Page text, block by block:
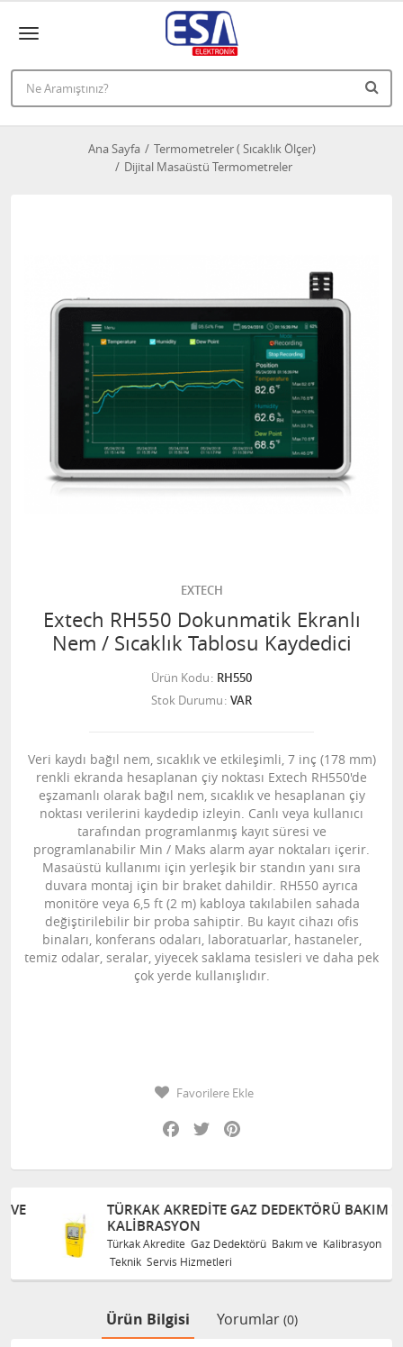
Ana Sayfa
Termometreler ( Sıcaklık Ölçer)
Dijital Masaüstü Termometreler
EXTECH
Extech RH550 Dokunmatik Ekranlı
Nem / Sıcaklık Tablosu Kaydedici
Ürün Kodu RH550
Stok Durumu VAR
Veri kaydı bağıl nem, sıcaklık ve etkileşimli, 7 inç (178 mm)
renkli ekranda hesaplanan çiy noktası Extech RH550'de
eşzamanlı olarak bağıl nem, sıcaklık ve hesaplanan çiy
noktası verilerini kaydedip izleyin. Canlı veya kullanıcı
tarafından programlanmış kayıt süresi ve
programlanabilir Min / Maks alarm ayar noktaları içerir.
Masaüstü kullanımı için yerleşik bir standın yanı sıra
duvara montaj için bir braket dahildir. RH550 ayrıca
monitöre veya 6,5 ​​ft (2 m) kabloya takılabilen sahada
değiştirilebilir bir proba sahiptir. Bu kayıt cihazı ofis
binaları, konferans odaları, laboratuarlar, hastaneler,
temiz odalar, seralar, yiyecek saklama tesisleri ve daha pek
çok yerde kullanışlıdır.
Favorilere Ekle
Facebook
Twitter
TÜRKAK AKREDITE GAZ DEDEKTÖRÜ BAKIM VE
KALIBRASYON
Türkak Akredite Gaz Dedektörü Bakım ve Kalibrasyon
Teknik Servis Hizmetleri
Ürün Bilgisi Yorumlar (0)